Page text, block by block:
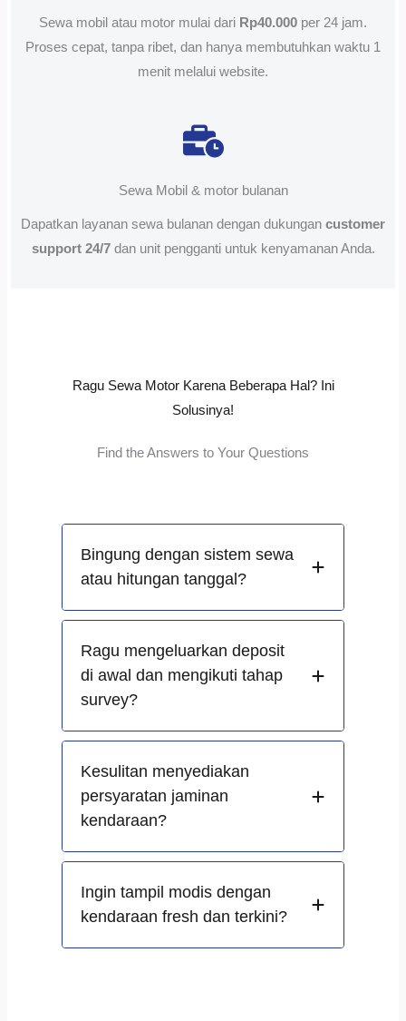
Sewa mobil atau motor mulai dari Rp40.000 per 24 jam.
Proses cepat, tanpa ribet, dan hanya membutuhkan waktu 1
menit melalui website.
Sewa Mobil & motor bulanan
Dapatkan layanan sewa bulanan dengan dukungan customer
support 24/7dan unit pengganti untuk kenyamanan Anda.
Ragu Sewa Motor Karena Beberapa Hal? Ini
Solusinya!
Find the Answers to Your Questions
Bingung dengan sistem sewa
atau hitungan tanggal?
Ragu mengeluarkan deposit
di awal dan mengikuti tahap
survey?
Kesulitan menyediakan
persyaratan jaminan
kendaraan?
Ingin tampil modis dengan
kendaraan fresh dan terkini?